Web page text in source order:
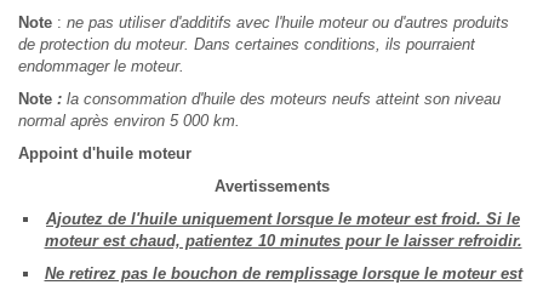
Note : ne pas utiliser d'additifs avec l'huile moteur ou d'autres produits
de protection du moteur. Dans certaines conditions, ils pourraient
endommager le moteur.
Note : la consommation d'huile des moteurs neufs atteint son niveau
normal après environ 5 000 km.
Appoint d'huile moteur
Avertissements
Ajoutez de l'huile uniquement lorsque le moteur est froid. Si le
moteur est chaud, patientez 10 minutes pour le laisser refroidir.
Ne retirez pas le bouchon de remplissage lorsque le moteur est